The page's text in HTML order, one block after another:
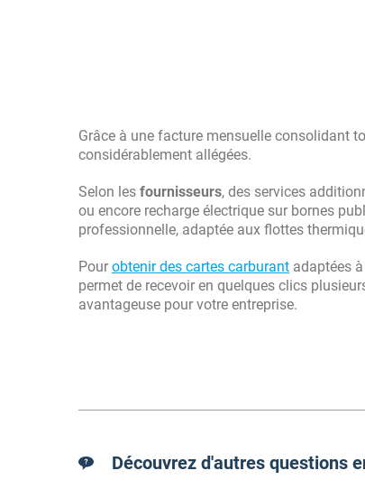
Grâce à une facture mensuelle consolidant
considérablement allégées.
Selon les fournisseurs, des services
ou encore recharge électrique sur bornes
professionnelle, adaptée aux flottes
Pour obtenir des cartes carburant adaptées
permet de recevoir en quelques clics
avantageuse pour votre entreprise.
Découvrez d'autres questions